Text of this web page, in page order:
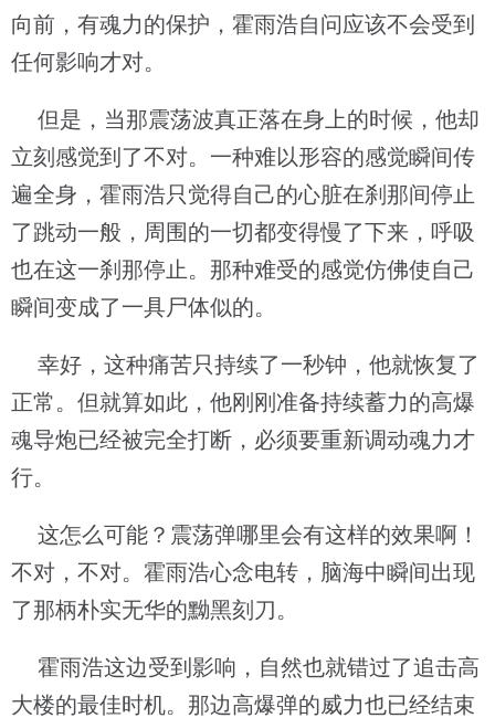
向前，有魂力的保护，霍雨浩自问应该不会受到
任何影响才对。
但是，当那震荡波真正落在身上的时候，他却
立刻感觉到了不对。一种难以形容的感觉瞬间传
遍全身，霍雨浩只觉得自己的心脏在刹那间停止
了跳动一般，周围的一切都变得慢了下来，呼吸
也在这一刹那停止。那种难受的感觉仿佛使自己
瞬间变成了一具尸体似的。
幸好，这种痛苦只持续了一秒钟，他就恢复了
正常。但就算如此，他刚刚准备持续蓄力的高爆
魂导炮已经被完全打断，必须要重新调动魂力才
行。
这怎么可能？震荡弹哪里会有这样的效果啊！
不对，不对。霍雨浩心念电转，脑海中瞬间出现
了那柄朴实无华的黝黑刻刀。
霍雨浩这边受到影响，自然也就错过了追击高
大楼的最佳时机。那边高爆弹的威力也已经结束